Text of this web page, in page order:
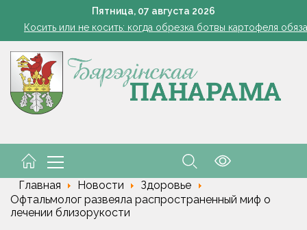
Пятница, 07 августа 2026
Семинар-совещание по охране труда профсоюза
Косить или не косить: когда обрезка ботвы картофеля
Включаем фары и продолжаем жать
расходы на проезд, если у работника нет
Семинар-совещание по охране труда профсоюза
Главная Новости
Здоровье
Офтальмолог развеяла распространенный миф о
лечении близорукости